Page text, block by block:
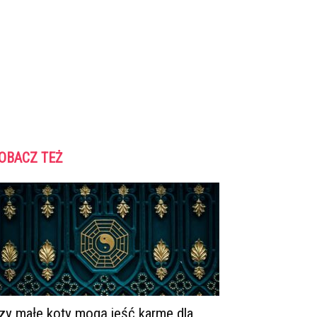
TEŻ
małe koty mogą jeść karmę dla